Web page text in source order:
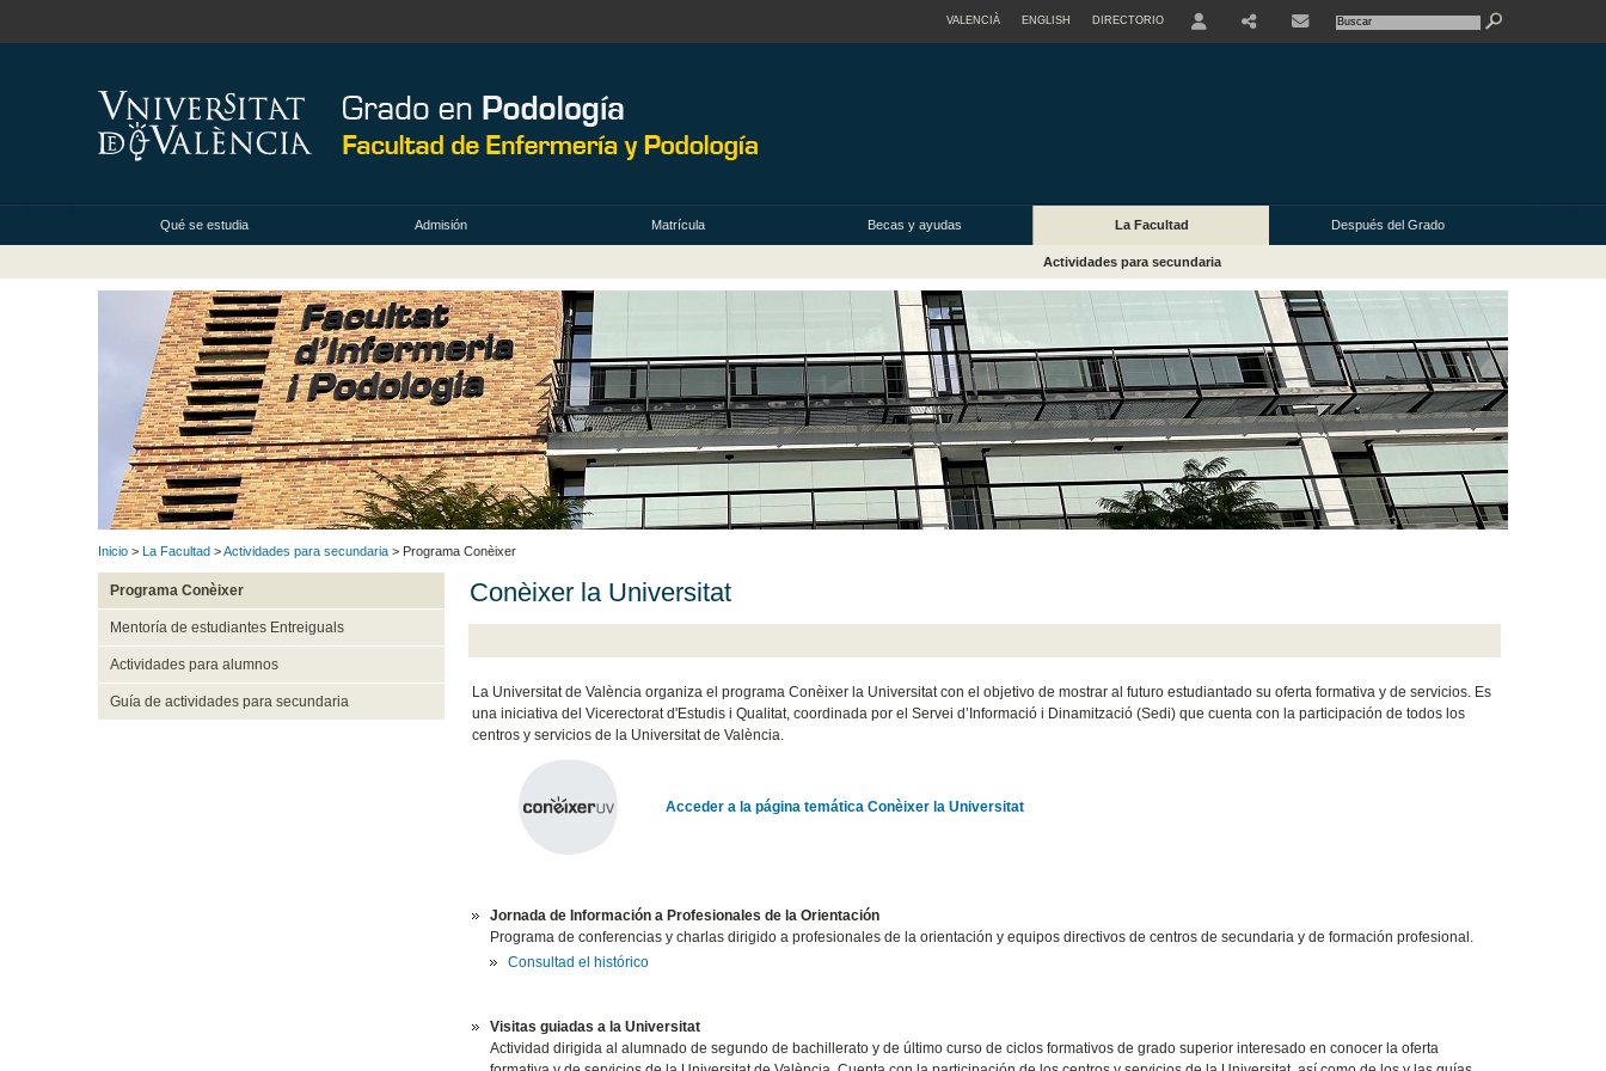
VALENCIÀ ENGLISH DIRECTORIO
Qué se estudia Admisión Matrícula Becas y ayudas La Facultad Después del Grado
Actividades para secundaria
Inicio > La Facultad >Actividades para secundaria > Programa Conèixer
Programa Conèixer
Mentoría de estudiantes Entreiguals
Actividades para alumnos
Guía de actividades para secundaria
Conèixer la Universitat
La Universitat de València organiza el programa Conèixer la Universitat con el objetivo de mostrar al futuro estudiantado su oferta formativa y de servicios. Es
una iniciativa del Vicerectorat d'Estudis i Qualitat, coordinada por el Servei d’Informació i Dinamització (Sedi) que cuenta con la participación de todos los
centros y servicios de la Universitat de València.
Acceder a la página temática Conèixer la Universitat
Jornada de Información a Profesionales de la Orientación
Programa de conferencias y charlas dirigido a profesionales de la orientación y equipos directivos de centros de secundaria y de formación profesional.
Consultad el histórico
Visitas guiadas a la Universitat
Actividad dirigida al alumnado de segundo de bachillerato y de último curso de ciclos formativos de grado superior interesado en conocer la oferta